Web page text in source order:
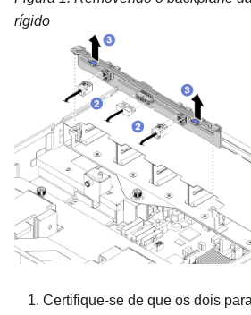
rígido
Certifique-se de que os dois